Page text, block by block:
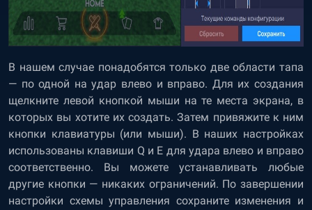
В нашем случае понадобятся только две области тапа
— по одной на удар влево и вправо. Для их создания
щелкните левой кнопкой мыши на те места экрана, в
которых вы хотите их создать. Затем привяжите к ним
кнопки клавиатуры (или мыши). В наших настройках
использованы клавиши Q и E для удара влево и вправо
соответственно. Вы можете устанавливать любые
другие кнопки — никаких ограничений. По завершении
настройки схемы управления сохраните изменения и